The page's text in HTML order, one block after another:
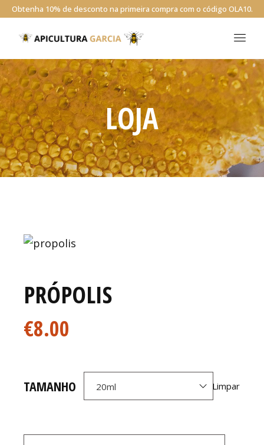
Obtenha 10% de desconto na primeira compra com o código OLA10.
LOJA
PRÓPOLIS
€8.00
TAMANHO 20ml Limpar